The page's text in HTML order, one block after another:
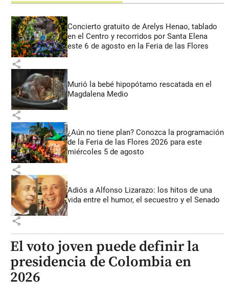
Concierto gratuito de Arelys Henao, tablado
en el Centro y recorridos por Santa Elena
este 6 de agosto en la Feria de las Flores
share
Murió la bebé hipopótamo rescatada en el
Magdalena Medio
share
¿Aún no tiene plan? Conozca la programación
de la Feria de las Flores 2026 para este
miércoles 5 de agosto
share
Adiós a Alfonso Lizarazo: los hitos de una
vida entre el humor, el secuestro y el Senado
share
El voto joven puede definir la
presidencia de Colombia en
2026